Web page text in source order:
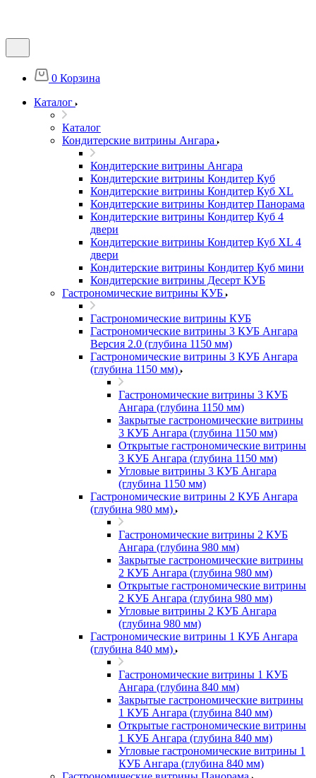
0 Корзина
Каталог
Каталог
Кондитерские витрины Ангара
Кондитерские витрины Ангара
Кондитерские витрины Кондитер Куб
Кондитерские витрины Кондитер Куб XL
Кондитерские витрины Кондитер Панорама
Кондитерские витрины Кондитер Куб 4
двери
Кондитерские витрины Кондитер Куб XL 4
двери
Кондитерские витрины Кондитер Куб мини
Кондитерские витрины Десерт КУБ
Гастрономические витрины КУБ
Гастрономические витрины КУБ
Гастрономические витрины 3 КУБ Ангара
Версия 2.0 (глубина 1150 мм)
Гастрономические витрины 3 КУБ Ангара
(глубина 1150 мм)
Гастрономические витрины 3 КУБ
Ангара (глубина 1150 мм)
Закрытые гастрономические витрины
3 КУБ Ангара (глубина 1150 мм)
Открытые гастрономические витрины
3 КУБ Ангара (глубина 1150 мм)
Угловые витрины 3 КУБ Ангара
(глубина 1150 мм)
Гастрономические витрины 2 КУБ Ангара
(глубина 980 мм)
Гастрономические витрины 2 КУБ
Ангара (глубина 980 мм)
Закрытые гастрономические витрины
2 КУБ Ангара (глубина 980 мм)
Открытые гастрономические витрины
2 КУБ Ангара (глубина 980 мм)
Угловые витрины 2 КУБ Ангара
(глубина 980 мм)
Гастрономические витрины 1 КУБ Ангара
(глубина 840 мм)
Гастрономические витрины 1 КУБ
Ангара (глубина 840 мм)
Закрытые гастрономические витрины
1 КУБ Ангара (глубина 840 мм)
Открытые гастрономические витрины
1 КУБ Ангара (глубина 840 мм)
Угловые гастрономические витрины 1
КУБ Ангара (глубина 840 мм)